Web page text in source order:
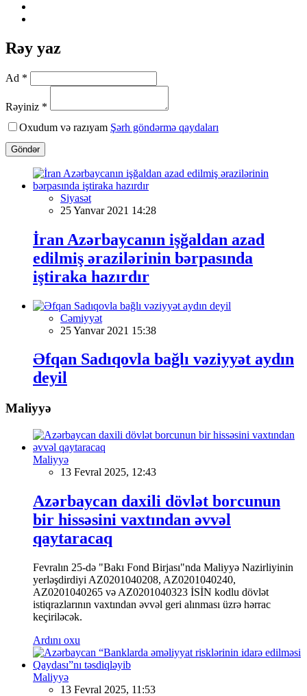
Rəy yaz
Ad *
Rəyiniz *
Oxudum və razıyam Şərh göndərmə qaydaları
Göndər
Siyasət
25 Yanvar 2021 14:28
İran Azərbaycanın işğaldan azad
edilmiş ərazilərinin bərpasında
iştiraka hazırdır
Cəmiyyət
25 Yanvar 2021 15:38
Əfqan Sadıqovla bağlı vəziyyət aydın
deyil
Maliyyə
Maliyyə
13 Fevral 2025, 12:43
Azərbaycan daxili dövlət borcunun
bir hissəsini vaxtından əvvəl
qaytaracaq
Fevralın 25-də "Bakı Fond Birjası"nda Maliyyə Nazirliyinin
yerləşdirdiyi AZ0201040208, AZ0201040240,
AZ0201040265 və AZ0201040323 İSİN kodlu dövlət
istiqrazlarının vaxtından əvvəl geri alınması üzrə hərrac
keçiriləcək.
Ardını oxu
Maliyyə
13 Fevral 2025, 11:53